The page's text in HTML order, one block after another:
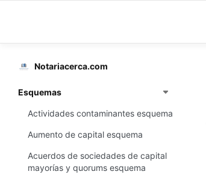
Notariacerca.com
Esquemas
Actividades contaminantes esquema
Aumento de capital esquema
Acuerdos de sociedades de capital
mayorías y quorums esquema